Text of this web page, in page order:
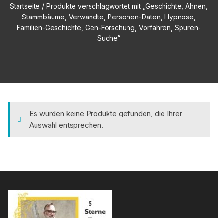
Startseite / Produkte verschlagwortet mit „Geschichte, Ahnen,
Stammbäume, Verwandte, Personen-Daten, Hypnose,
Familien-Geschichte, Gen-Forschung, Vorfahren, Spuren-
Suche“
Es wurden keine Produkte gefunden, die Ihrer
Auswahl entsprechen.